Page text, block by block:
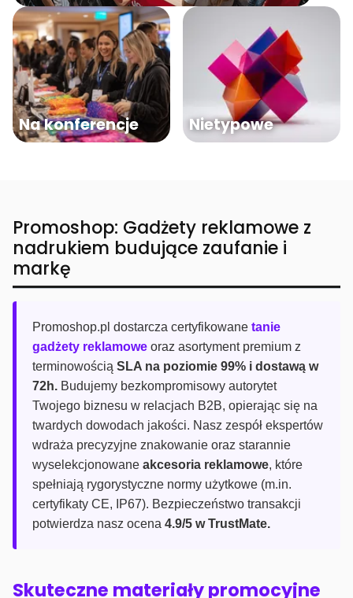
Na konferencje Nietypowe
Promoshop: Gadżety reklamowe z
nadrukiem budujące zaufanie i
markę
Promoshop.pl dostarcza certyfikowane tanie
gadżety reklamowe oraz asortyment premium z
terminowością SLA na poziomie 99% i dostawą w
72h. Budujemy bezkompromisowy autorytet
Twojego biznesu w relacjach B2B, opierając się na
twardych dowodach jakości. Nasz zespół ekspertów
wdraża precyzyjne znakowanie oraz starannie
wyselekcjonowane akcesoria reklamowe, które
spełniają rygorystyczne normy użytkowe (m.in.
certyfikaty CE, IP67). Bezpieczeństwo transakcji
potwierdza nasz ocena 4.9/5 w TrustMate.
Skuteczne materiały promocyjne